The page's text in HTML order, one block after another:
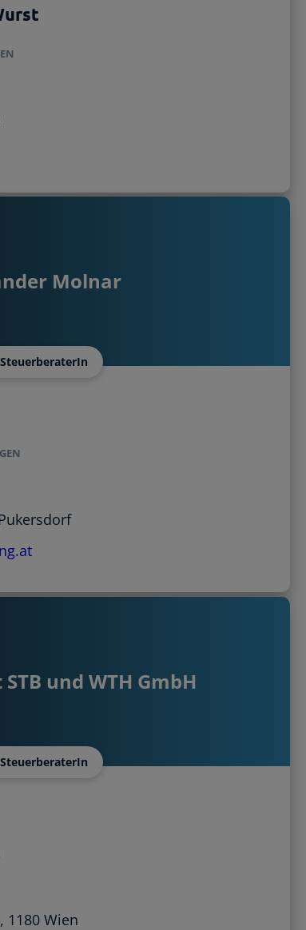
Molnar
SteuerberaterIn
und WTH GmbH
SteuerberaterIn
1180 Wien